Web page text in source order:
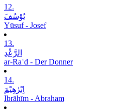
12.
یُوْسُفَ
Yūsuf - Josef
13.
الرَّعْدِ
ar-Raʿd - Der Donner
14.
اِبْرٰھِیْمَ
Ibrāhīm - Abraham